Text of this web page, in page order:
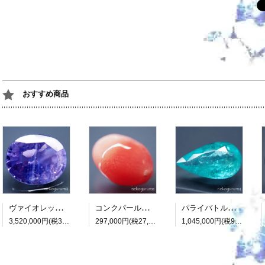
おすすめ商品
ヴァイオレットサファイア：7.418ct（非加熱：中宝研鑑別書付属）
3,520,000円(税320,000円)
コンクパール：0.990ct（中央宝石研究所鑑別書付属）
297,000円(税27,000円)
パライバトルマリン：3.482ct（中央宝石研究所鑑別書付属）
1,045,000円(税95,000円)